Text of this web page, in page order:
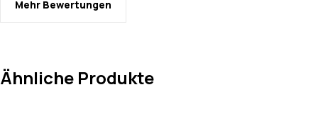
Mehr Bewertungen
Ähnliche Produkte